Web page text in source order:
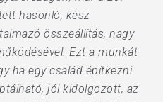
hasonló, kész
összeállítás, nagy
Ezt a munkát
ha egy család építkezni
jól kidolgozott, az